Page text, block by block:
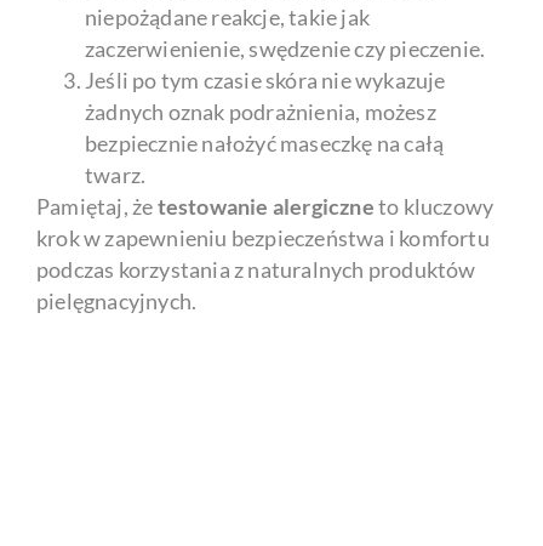
niepożądane reakcje, takie jak
zaczerwienienie, swędzenie czy pieczenie.
Jeśli po tym czasie skóra nie wykazuje
żadnych oznak podrażnienia, możesz
bezpiecznie nałożyć maseczkę na całą
twarz.
Pamiętaj, żetestowanie alergiczneto kluczowy
krok w zapewnieniu bezpieczeństwa i komfortu
podczas korzystania z naturalnych produktów
pielęgnacyjnych.